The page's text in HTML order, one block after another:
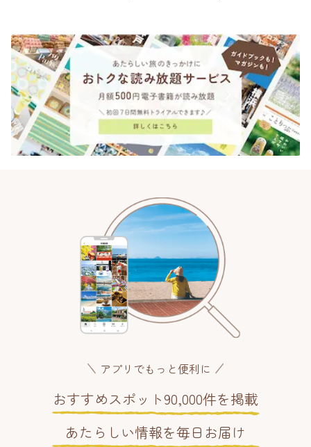
アプリでもっと便利に
おすすめスポット90,000件を掲載
あたらしい情報を毎日お届け